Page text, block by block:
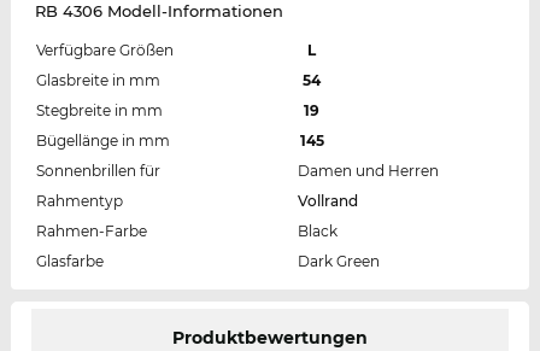
RB 4306 Modell-Informationen
Verfügbare Größen
L
Glasbreite in mm
54
Stegbreite in mm
19
Bügellänge in mm
145
Sonnenbrillen für
Damen und Herren
Rahmentyp
Vollrand
Rahmen-Farbe
Black
Glasfarbe
Dark Green
Produktbewertungen